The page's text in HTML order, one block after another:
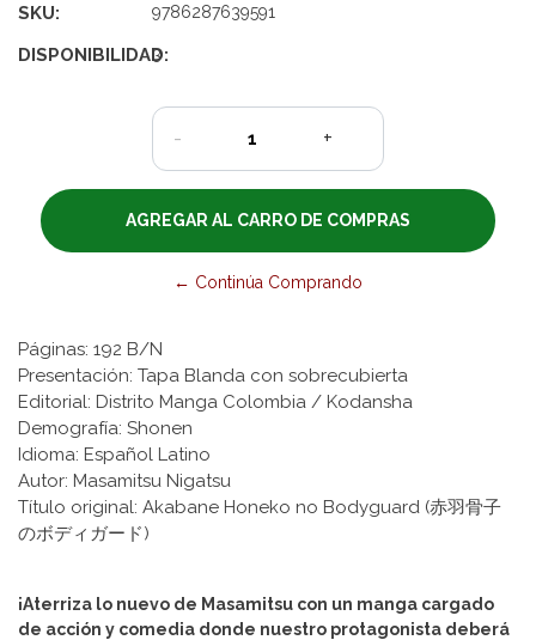
SKU: 9786287639591
DISPONIBILIDAD:
3
- +
← Continúa Comprando
Páginas: 192 B/N
Presentación: Tapa Blanda con sobrecubierta
Editorial: Distrito Manga Colombia / Kodansha
Demografía: Shonen
Idioma: Español Latino
Autor: Masamitsu Nigatsu
Título original: Akabane Honeko no Bodyguard (赤羽骨子
のボディガード)
¡Aterriza lo nuevo de Masamitsu con un manga cargado
de acción y comedia donde nuestro protagonista deberá